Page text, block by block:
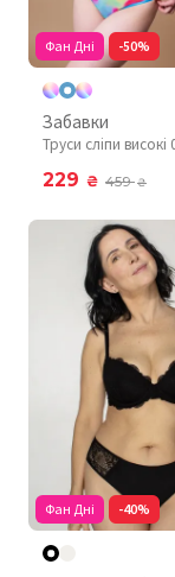
Фан Дні -50%
Забавки
Труси сліпи високі
229 ₴ 459₴
Фан Дні -40%